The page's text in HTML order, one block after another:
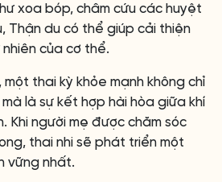
xoa bóp, châm cứu các huyệt
Thận du có thể giúp cải thiện
của cơ thể.
một thai kỳ khỏe mạnh không chỉ
là sự kết hợp hài hòa giữa khí
Khi người mẹ được chăm sóc
thai nhi sẽ phát triển một
vững nhất.